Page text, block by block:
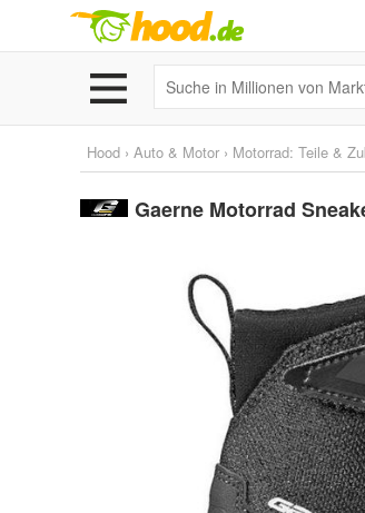
Hood › Auto & Motor › Motorrad: Teile &
Gaerne Motorrad